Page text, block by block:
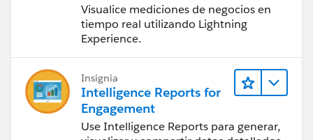
Visualice mediciones de negocios en
tiempo real utilizando Lightning
Experience.
Insignia
Intelligence Reports for
Engagement
Use Intelligence Reports para generar,